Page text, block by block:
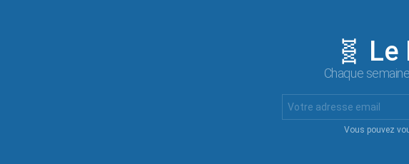
🧬
Chaque
Email
:
Vous pouvez